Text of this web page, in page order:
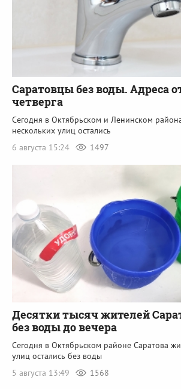
Саратовцы без воды. Адреса
четверга
Сегодня в Октябрьском и Ленинском
нескольких улиц остались
6 августа 15:24
1497
Десятки тысяч жителей
без воды до вечера
Сегодня в Октябрьском районе Саратова
улиц остались без воды
5 августа 13:49
1568